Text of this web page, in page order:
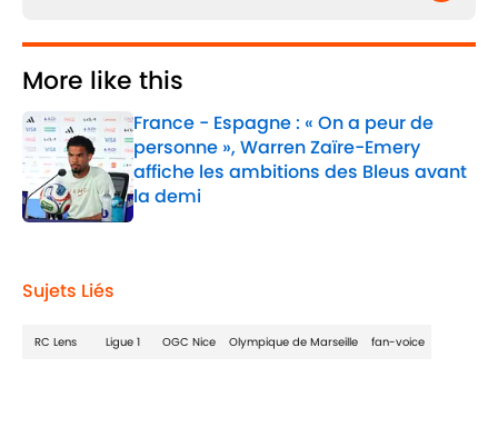
More like this
France - Espagne : « On a peur de
personne », Warren Zaïre-Emery
affiche les ambitions des Bleus avant
la demi
Published by on Invalid Date
Sujets Liés
RC Lens Ligue 1 OGC Nice Olympique de Marseille fan-voice